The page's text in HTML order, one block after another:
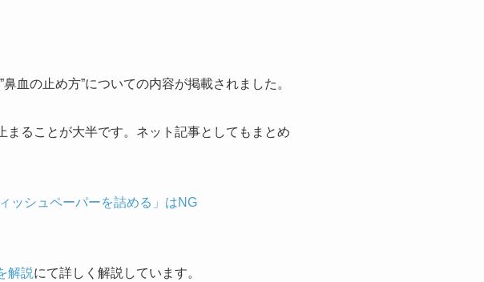
血の止め方”についての内容が掲載されました。
ることが大半です。ネット記事としてもまとめ
ッシュペーパーを詰める」はNG
解説にて詳しく解説しています。